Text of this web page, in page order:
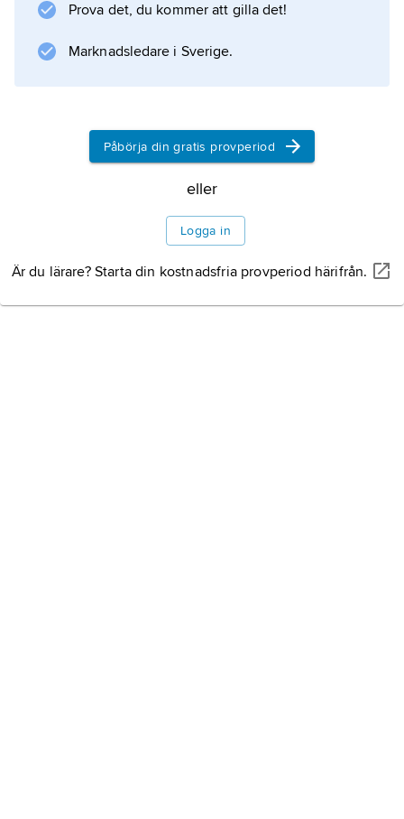
) och dvärgstinksot (
T. contraveʹrsa
). Stinksot motverkas genom utsädesbetning
sotsvampar
Information om artikeln
Prova det, du kommer att gilla det!
Marknadsledare i Sverige.
Påbörja din gratis provperiod
eller
Logga in
Är du lärare? Starta din kostnadsfria provperiod härifrån.